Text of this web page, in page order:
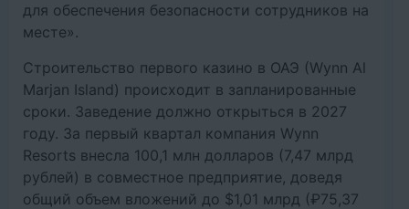
для обеспечения безопасности сотрудников на
месте».
Строительство первого казино в ОАЭ (Wynn Al
Marjan Island) происходит в запланированные
сроки. Заведение должно открыться в 2027
году. За первый квартал компания Wynn
Resorts внесла 100,1 млн долларов (7,47 млрд
рублей) в совместное предприятие, доведя
общий объем вложений до $1,01 млрд (₽75,37